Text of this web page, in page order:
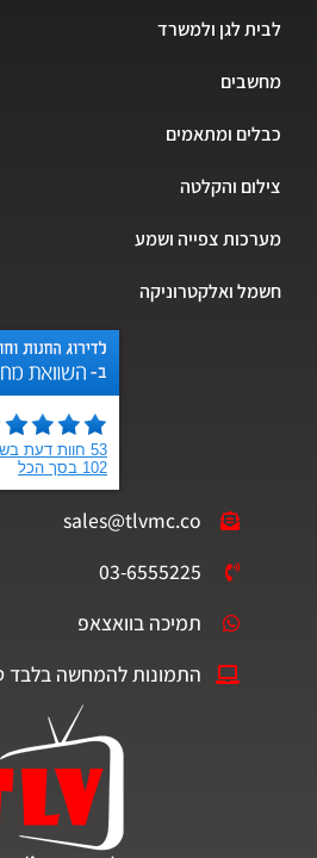
לבית לגן ולמשרד
מחשבים
כבלים ומתאמים
צילום והקלטה
מערכות צפייה ושמע
חשמל ואלקטרוניקה
sales@tlvmc.co
03-6555225
תמיכה בוואצאפ
התמונות להמחשה בלבד